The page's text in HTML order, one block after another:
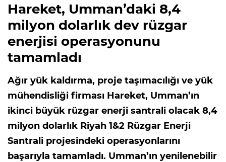
Hareket, Umman’daki 8,4
milyon dolarlık dev rüzgar
enerjisi operasyonunu
tamamladı
Ağır yük kaldırma, proje taşımacılığı ve yük
mühendisliği firması Hareket, Umman’ın
ikinci büyük rüzgar enerji santrali olacak 8,4
milyon dolarlık Riyah 1&2 Rüzgar Enerji
Santrali projesindeki operasyonlarını
başarıyla tamamladı. Umman’ın yenilenebilir